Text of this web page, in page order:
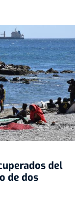
del
de dos